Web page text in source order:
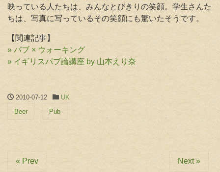
映っている人たちは、みんなとびきりの笑顔。学生さんた
ちは、写真に写っているその笑顔にも驚いたそうです。
【関連記事】
» パブ × ウォーキング
» イギリスパブ論講座 by 山本えり奈
2010-07-12
UK
Beer
Pub
« Prev Next »